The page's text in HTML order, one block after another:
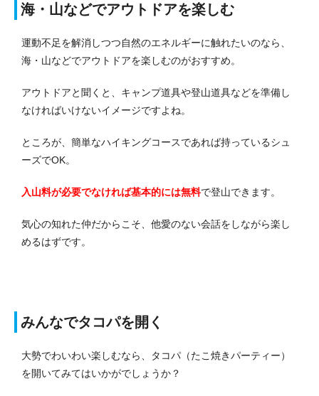
海・山などでアウトドアを楽しむ
運動不足を解消しつつ自然のエネルギーに触れたいのなら、
海・山などでアウトドアを楽しむのがおすすめ。
アウトドアと聞くと、キャンプ道具や登山道具などを準備し
なければいけないイメージですよね。
ところが、簡単なハイキングコースであれば持っているシュ
ーズでOK。
入山料が必要でなければ基本的には無料で登山できます。
気心の知れた仲だからこそ、他愛のない会話をしながら楽し
めるはずです。
みんなでタコパを開く
大勢でわいわい楽しむなら、タコパ（たこ焼きパーティー）
を開いてみてはいかがでしょうか？